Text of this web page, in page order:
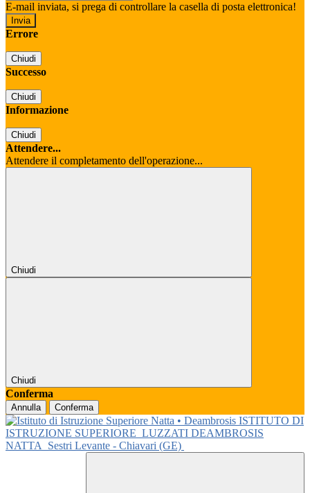
E-mail inviata, si prega di controllare la casella di posta elettronica!
Errore
Chiudi
Successo
Chiudi
Informazione
Chiudi
Attendere...
Attendere il completamento dell'operazione...
Chiudi
Chiudi
Conferma
Annulla Conferma
ISTITUTO DI
ISTRUZIONE SUPERIORE LUZZATI DEAMBROSIS
NATTA
Sestri Levante - Chiavari (GE)